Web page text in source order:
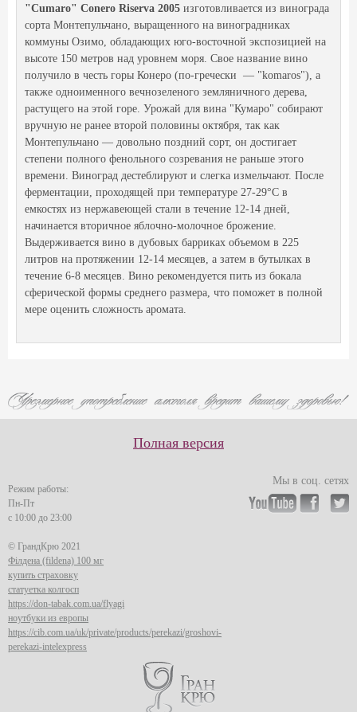
"Cumaro" Conero Riserva 2005 изготовливается из винограда
сорта Монтепульчано, выращенного на виноградниках
коммуны Озимо, обладающих юго-восточной экспозицией на
высоте 150 метров над уровнем моря. Свое название вино
получило в честь горы Конеро (по-гречески — "komaros"), а
также одноименного вечнозеленого земляничного дерева,
растущего на этой горе. Урожай для вина "Кумаро" собирают
вручную не ранее второй половины октября, так как
Монтепульчано — довольно поздний сорт, он достигает
степени полного фенольного созревания не раньше этого
времени. Виноград дестеблируют и слегка измельчают. После
ферментации, проходящей при температуре 27-29°С в
емкостях из нержавеющей стали в течение 12-14 дней,
начинается вторичное яблочно-молочное брожение.
Выдерживается вино в дубовых барриках объемом в 225
литров на протяжении 12-14 месяцев, а затем в бутылках в
течение 6-8 месяцев. Вино рекомендуется пить из бокала
сферической формы среднего размера, что поможет в полной
мере оценить сложность аромата.
Полная версия
Режим работы:
Пн-Пт
с 10:00 до 23:00
© ГрандКрю 2021
Філдена (fildena) 100 мг
купить страховку
статуетка колгосп
https://don-tabak.com.ua/flyagi
ноутбуки из европы
https://cib.com.ua/uk/private/products/perekazi/groshovi-
perekazi-intelexpress
Мы в соц. сетях